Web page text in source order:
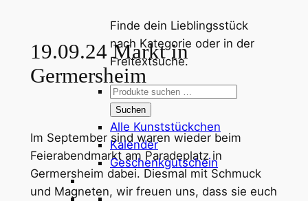
Finde dein Lieblingsstück
nach Kategorie oder in der
Freitextsuche.
Suchen
nach:
Suchen
Alle Kunststückchen
Kalender
Geschenkgutschein
19.09.24 Markt in
Germersheim
Im September sind waren wieder beim
Feierabendmarkt am Paradeplatz in
Germersheim dabei. Diesmal mit Schmuck
und Magneten, wir freuen uns, dass sie euch